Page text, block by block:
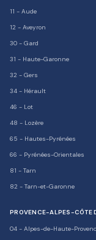
11 - Aude
12 - Aveyron
30 - Gard
31 - Haute-Garonne
32 - Gers
34 - Hérault
46 - Lot
48 - Lozère
65 - Hautes-Pyrénées
66 - Pyrénées-Orientales
81 - Tarn
82 - Tarn-et-Garonne
PROVENCE-ALPES-CÔTE
04 - Alpes-de-Haute-